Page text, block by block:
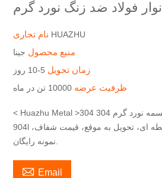
نوار فولاد ضد زنگ نورد گرم
HUAZHU
منبع محصول جینا
زمان تحویل 5-10 روز
ظرفیت عرضه 10000 تن در ماه
< Huazhu Metal >متخصص در تولید تسمه نورد گرم 304 304 L 904
904l فولاد ضد زنگ، عرضه نقطه ای، تحویل به موقع، قیمت شفاف،
 Email